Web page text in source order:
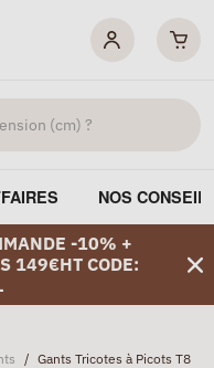
NOS
-10% +
149€HT CODE:
/ Gants Tricotes à Picots T8